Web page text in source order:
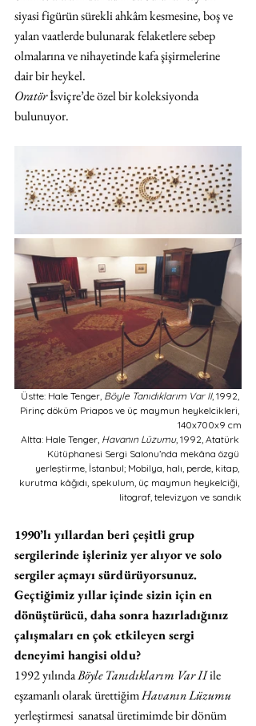
siyasi figürün sürekli ahkâm kesmesine, boş ve
yalan vaatlerde bulunarak felaketlere sebep
olmalarına ve nihayetinde kafa şişirmelerine
dair bir heykel.
Oratör İsviçre’de özel bir koleksiyonda
bulunuyor.
Üstte: Hale Tenger, Böyle Tanıdıklarım Var II, 1992,
Pirinç döküm Priapos ve üç maymun heykelcikleri,
140x700x9 cm
Altta: Hale Tenger, Havanın Lüzumu, 1992, Atatürk
Kütüphanesi Sergi Salonu’nda mekâna özgü
yerleştirme, İstanbul; Mobilya, halı, perde, kitap,
kurutma kâğıdı, spekulum, üç maymun heykelciği,
litograf, televizyon ve sandık
1990’lı yıllardan beri çeşitli grup
sergilerinde işleriniz yer alıyor ve solo
sergiler açmayı sürdürüyorsunuz.
Geçtiğimiz yıllar içinde sizin için en
dönüştürücü, daha sonra hazırladığınız
çalışmaları en çok etkileyen sergi
deneyimi hangisi oldu?
1992 yılında Böyle Tanıdıklarım Var II ile
eşzamanlı olarak ürettiğim Havanın Lüzumu
yerleştirmesi  sanatsal üretimimde bir dönüm